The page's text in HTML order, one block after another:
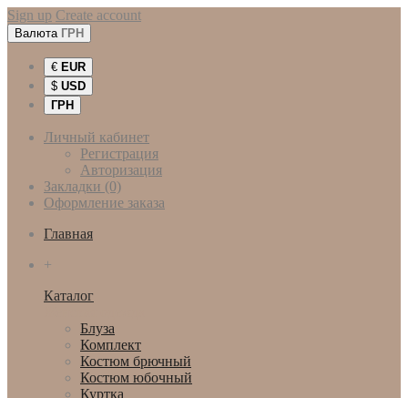
Sign up Create account
Валюта ГРН
€ EUR
$ USD
ГРН
Личный кабинет
Регистрация
Авторизация
Закладки (0)
Оформление заказа
Главная
+
Каталог
Блуза
Комплект
Костюм брючный
Костюм юбочный
Куртка